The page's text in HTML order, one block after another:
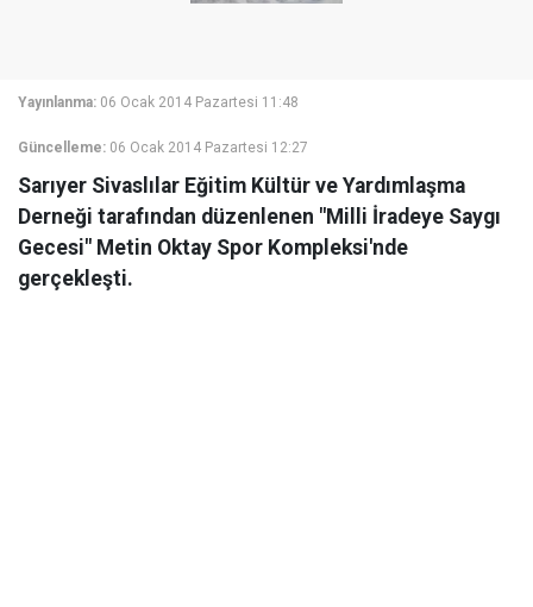
Yayınlanma: 06 Ocak 2014 Pazartesi 11:48
Güncelleme: 06 Ocak 2014 Pazartesi 12:27
Sarıyer Sivaslılar Eğitim Kültür ve Yardımlaşma
Derneği tarafından düzenlenen "Milli İradeye Saygı
Gecesi" Metin Oktay Spor Kompleksi'nde
gerçekleşti.